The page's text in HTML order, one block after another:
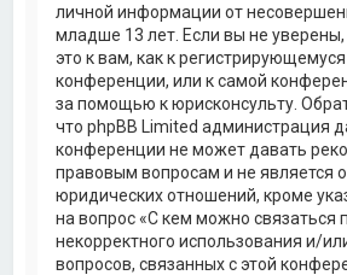
личной информации от
младше 13 лет. Если вы не
это к вам, как к
конференции, или к самой
за помощью к юрисконсульту.
что phpBB Limited администрация
конференции не может давать
правовым вопросам и не является
юридических отношений, кроме
на вопрос «С кем можно связаться
некорректного использования и/
вопросов, связанных с этой